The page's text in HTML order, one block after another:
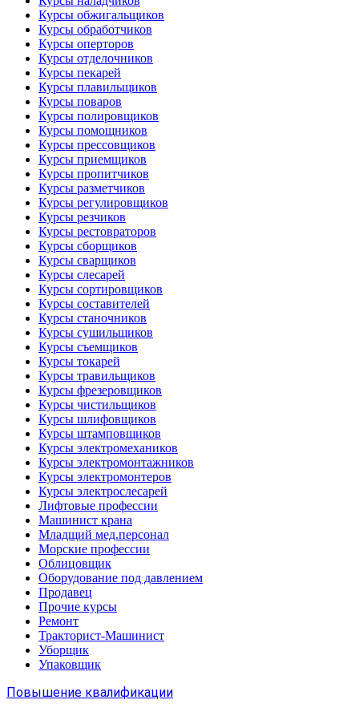
Курсы обжигальщиков
Курсы обработчиков
Курсы оперторов
Курсы отделочников
Курсы пекарей
Курсы плавильщиков
Курсы поваров
Курсы полировщиков
Курсы помощников
Курсы прессовщиков
Курсы приемщиков
Курсы пропитчиков
Курсы разметчиков
Курсы регулировщиков
Курсы резчиков
Курсы рестовраторов
Курсы сборщиков
Курсы сварщиков
Курсы слесарей
Курсы сортировщиков
Курсы составителей
Курсы станочников
Курсы сушильщиков
Курсы съемщиков
Курсы токарей
Курсы травильщиков
Курсы фрезеровщиков
Курсы чистильщиков
Курсы шлифовщиков
Курсы штамповщиков
Курсы электромехаников
Курсы электромонтажников
Курсы электромонтеров
Курсы электрослесарей
Лифтовые профессии
Машинист крана
Младщий мед.персонал
Морские профессии
Облицовщик
Оборудование под давлением
Продавец
Прочие курсы
Ремонт
Тракторист-Машинист
Уборщик
Упаковщик
Повышение квалификации